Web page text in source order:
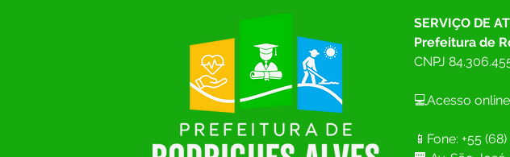
SERVIÇO DE
Prefeitura de
CNPJ
💻Acesso
📱Fone: +55 (68)